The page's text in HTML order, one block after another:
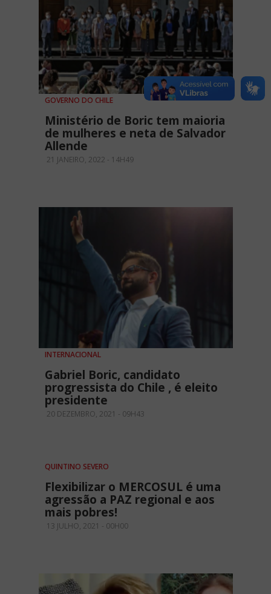
GOVERNO DO CHILE
Ministério de Boric tem maioria
de mulheres e neta de Salvador
Allende
21 JANEIRO, 2022 - 14H49
INTERNACIONAL
Gabriel Boric, candidato
progressista do Chile , é eleito
presidente
20 DEZEMBRO, 2021 - 09H43
QUINTINO SEVERO
Flexibilizar o MERCOSUL é uma
agressão a PAZ regional e aos
mais pobres!
13 JULHO, 2021 - 00H00